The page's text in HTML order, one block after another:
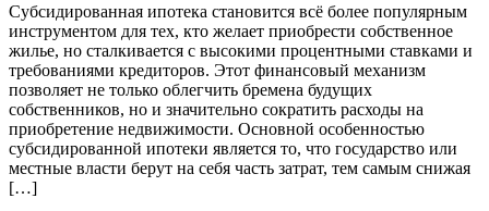
Субсидированная ипотека становится всё более популярным
инструментом для тех, кто желает приобрести собственное
жилье, но сталкивается с высокими процентными ставками и
требованиями кредиторов. Этот финансовый механизм
позволяет не только облегчить бремена будущих
собственников, но и значительно сократить расходы на
приобретение недвижимости. Основной особенностью
субсидированной ипотеки является то, что государство или
местные власти берут на себя часть затрат, тем самым снижая
[…]